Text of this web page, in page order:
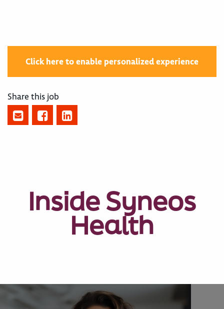
Click here to enable personalized experience
Share this job
Inside Syneos
Health